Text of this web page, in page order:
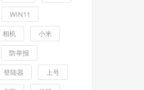
WIN11
相机 小米
防举报
登陆器 上号